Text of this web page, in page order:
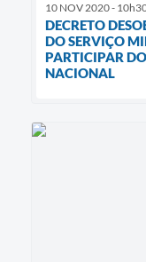
10 NOV 2020 -
DECRETO
DO SERVIÇO
PARTICIPAR
NACIONAL